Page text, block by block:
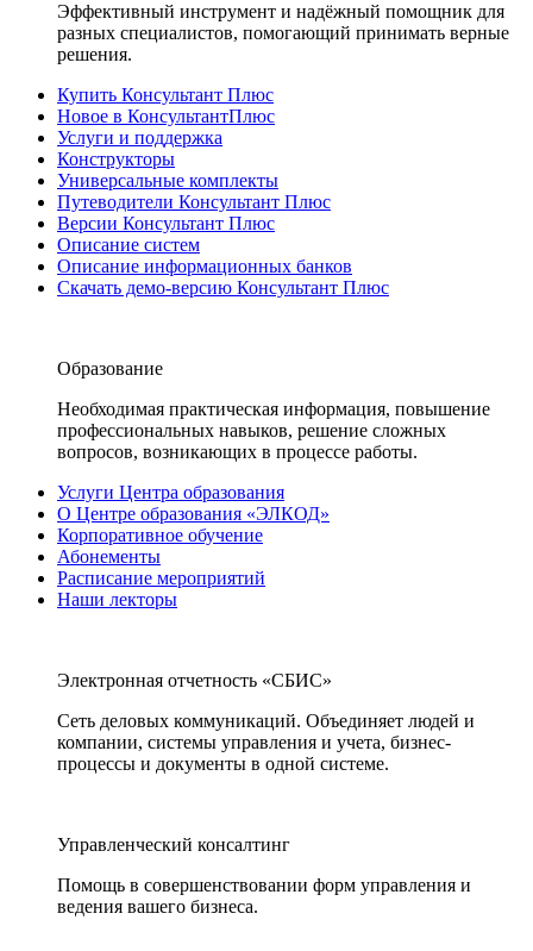
Эффективный инструмент и надёжный помощник для
разных специалистов, помогающий принимать верные
решения.
Купить Консультант Плюс
Новое в КонсультантПлюс
Услуги и поддержка
Конструкторы
Универсальные комплекты
Путеводители Консультант Плюс
Версии Консультант Плюс
Описание систем
Описание информационных банков
Скачать демо-версию Консультант Плюс
Образование
Необходимая практическая информация, повышение
профессиональных навыков, решение сложных
вопросов, возникающих в процессе работы.
Услуги Центра образования
О Центре образования «ЭЛКОД»
Корпоративное обучение
Абонементы
Расписание мероприятий
Наши лекторы
Электронная отчетность «СБИС»
Сеть деловых коммуникаций. Объединяет людей и
компании, системы управления и учета, бизнес-
процессы и документы в одной системе.
Управленческий консалтинг
Помощь в совершенствовании форм управления и
ведения вашего бизнеса.